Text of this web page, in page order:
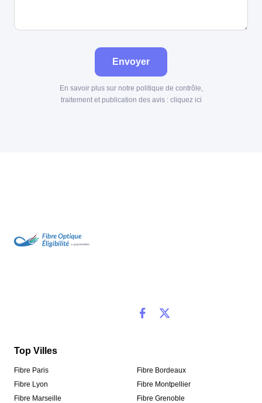
Envoyer
En savoir plus sur notre politique de contrôle,
traitement et publication des avis : cliquez ici
Top Villes
Fibre Paris
Fibre Lyon
Fibre Marseille
Fibre Bordeaux
Fibre Montpellier
Fibre Grenoble